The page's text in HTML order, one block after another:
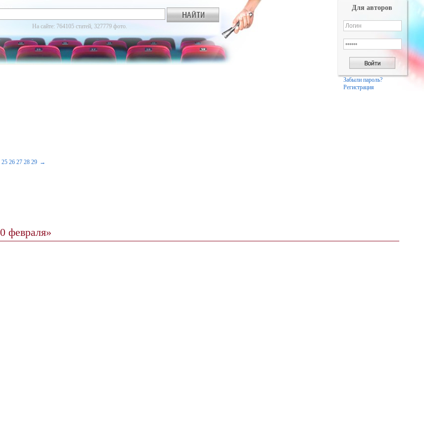
На сайте: 764105 статей, 327779 фото.
Для авторов
Забыли пароль?
Регистрация
25 26 27 28 29 →
февраля»